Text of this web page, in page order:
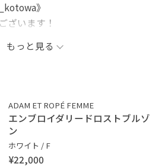
》
ざいます！
ードロストブルゾンを主とした大
でみました！
ローファーも撥水加工が付いてい
の雨にも負けたくないけど、可愛
ーデです！
ては全て私物となります。)
もっと見る
ADAM ET ROPÉ FEMME
エンブロイダリードロストブルゾ
ン
ホワイト / F
¥22,000